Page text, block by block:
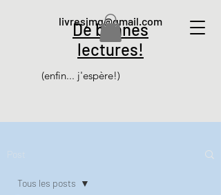
De bonnes
lectures!
(enfin... j'espère!)
livresjmg@gmail.com
Tous les posts